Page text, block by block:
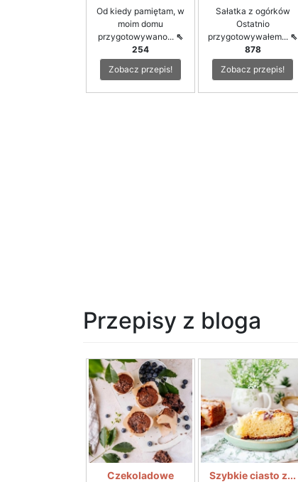
Od kiedy pamiętam, w
moim domu
przygotowywano... ⇖
254
Zobacz przepis!
Sałatka z ogórków
Ostatnio
przygotowywałem... ⇖
878
Zobacz przepis!
Przepisy z bloga
Czekoladowe
Szybkie ciasto z...